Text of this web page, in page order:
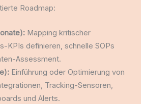
Roadmap:
Mapping kritischer
KPIs definieren, schnelle SOPs
Assessment.
Einführung oder Optimierung von
Tracking-Sensoren,
und Alerts.